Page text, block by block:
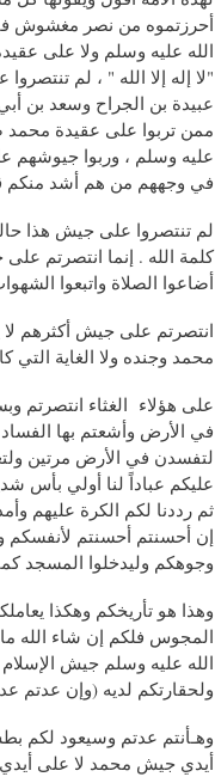
أحرزتموه من نصر مغشوش
الله عليه وسلم ولا على
"لا إله إلا الله " ، لم
عبيدة بن الجراح وسعد بن
ممن تربوا على عقيدة محمد
عليه وسلم ، وربوا جيوشهم
في وجههم من هم أشد منكم
لم تنتصروا على جيش هذا
كلمة الله . إنما
أضاعوا الصلاة واتبعوا
انتصرتم على جيش أكثرهم
محمد وجنده ولا الغاية التي
على هؤلاء الغثاء انتصرتم
في الأرض وأشعتم بها
لتفسدن في الأرض مرتين
عليكم عباداً لنا أولي بأس
ثم رددنا لكم الكرة عليهم
إن أحسنتم أحسنتم لأنفسكم
وجوهكم وليدخلوا المسجد كما
وهذا هو تأريخكم وهكذا
المجوس فلكم إن شاء الله
الله عليه وسلم جيش الإسلام
ولحقارتكم لديه ‫(‫وإن عدتم
وهـأنتم عدتم وسيعود لكم
أيدي جيش محمد لا على أيدي